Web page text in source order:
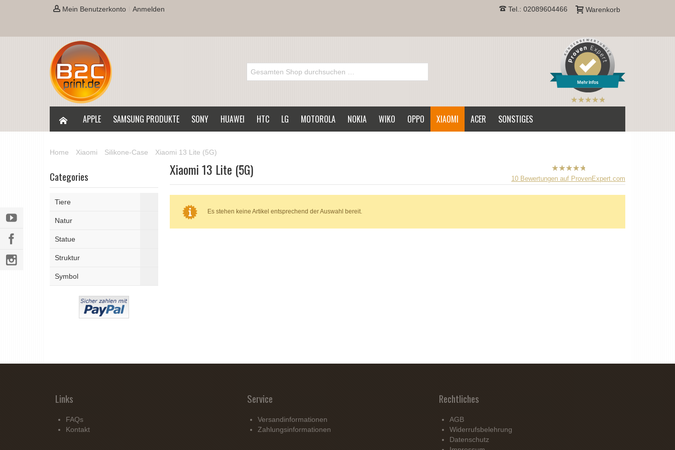
Mein Benutzerkonto Anmelden Warenkorb
Tel.: 02089604466
Mehr Infos
B2CPrint
Sternen |
APPLE SAMSUNG PRODUKTE SONY HUAWEI HTC LG MOTOROLA NOKIA WIKO OPPO XIAOMI ACER SONSTIGES
Home Xiaomi Silikone-Case Xiaomi 13 Lite (5G)
B2CPrint
hat5von
5
10 Bewertungen auf ProvenExpert.com
Xiaomi 13 Lite (5G)
Es stehen keine Artikel entsprechend der Auswahl bereit.
Categories
Tiere
Natur
Statue
Struktur
Symbol
Links
FAQs
Kontakt
Service
Versandinformationen
Zahlungsinformationen
Rechtliches
AGB
Widerrufsbelehrung
Datenschutz